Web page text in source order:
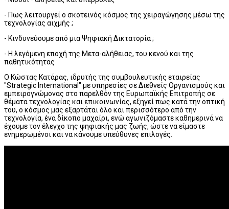
- Πως λειτουργεί ο σκοτεινός κόσμος της χειραγώγησης μέσω της
τεχνολογίας αιχμής ;
- Κινδυνεύουμε από μια Ψηφιακή Δικτατορία ;
- Η λεγόμενη εποχή της Μετα-αλήθειας, του κενού και της
παθητικότητας
Ο Κώστας Κατάρας, ιδρυτής της συμβουλευτικής εταιρείας
"Strategic International" με υπηρεσίες σε Διεθνείς Οργανισμούς και
εμπειρογνώμονας στο παρελθόν της Ευρωπαϊκής Επιτροπής σε
θέματα τεχνολογίας και επικοινωνίας, εξηγεί πως κατά την οπτική
του, ο κόσμος μας εξαρτάται όλο και περισσότερο από την
τεχνολογία, ένα δίκοπο μαχαίρι, ενώ αγωνιζόμαστε καθημερινά να
έχουμε τον έλεγχο της ψηφιακής μας ζωής, ώστε να είμαστε
ενημερωμένοι και να κάνουμε υπεύθυνες επιλογές.